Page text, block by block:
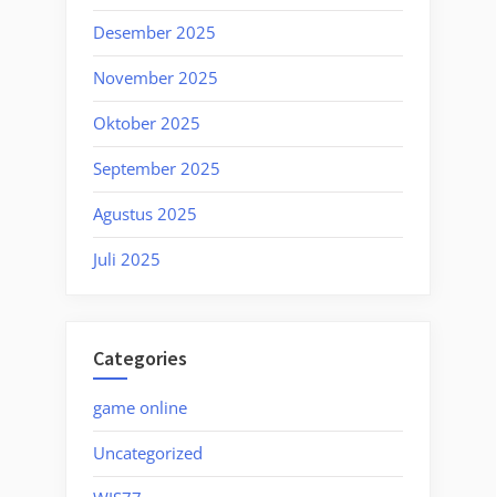
Desember 2025
November 2025
Oktober 2025
September 2025
Agustus 2025
Juli 2025
Categories
game online
Uncategorized